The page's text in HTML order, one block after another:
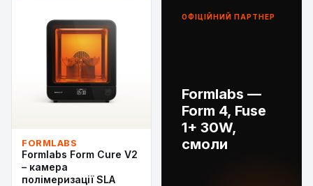
FORMLABS
Formlabs Form Cure V2
– камера
полімеризації SLA
ОФІЦІЙНИЙ ПАРТНЕР
Formlabs —
Form 4, Fuse
1+ 30W,
смоли